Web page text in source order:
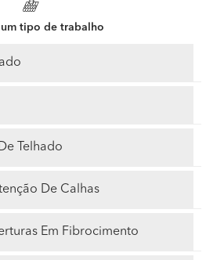
um tipo de trabalho
Telhado
De Calhas
Em Fibrocimento